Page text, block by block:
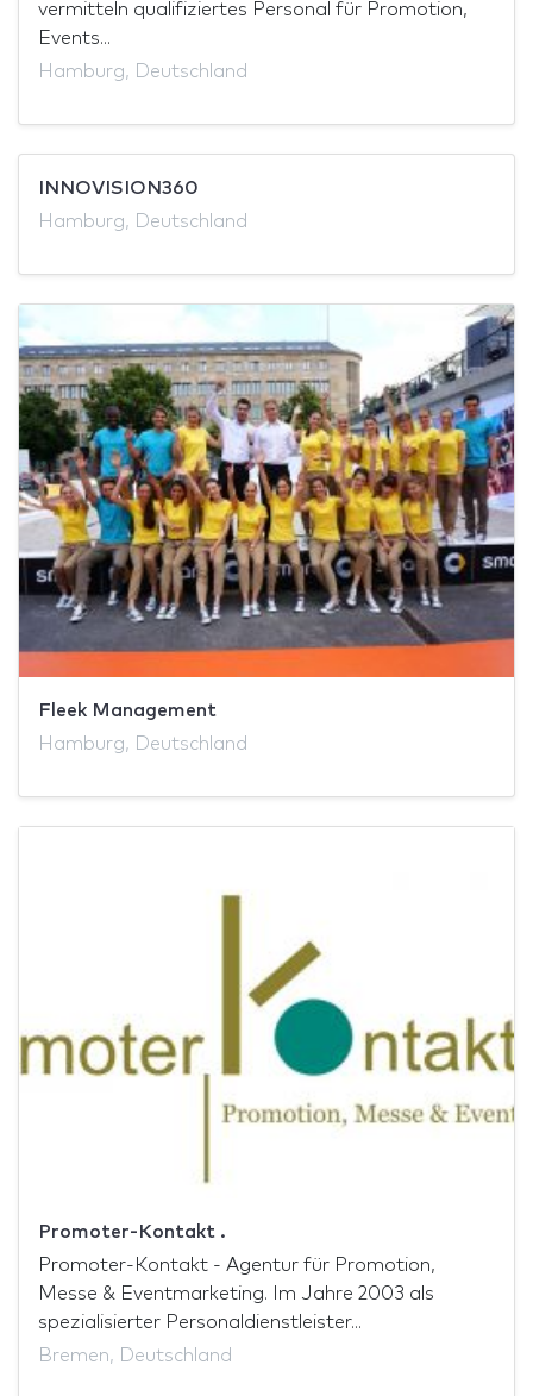
vermitteln qualifiziertes Personal für Promotion,
Events...
Hamburg, Deutschland
INNOVISION360
Hamburg, Deutschland
Fleek Management
Hamburg, Deutschland
Promoter-Kontakt .
Promoter-Kontakt - Agentur für Promotion,
Messe & Eventmarketing. Im Jahre 2003 als
spezialisierter Personaldienstleister...
Bremen, Deutschland